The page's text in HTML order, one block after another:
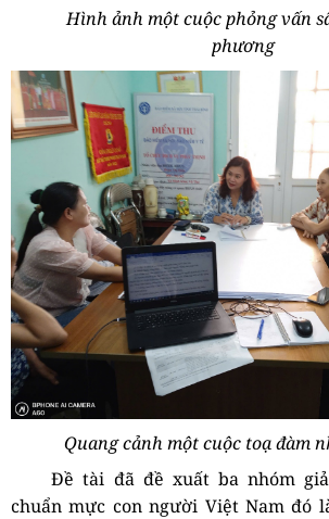
Hình ảnh một cuộc phỏng vấn
phương
Quang cảnh một cuộc toạ đàm
Đề tài đã đề xuất ba nhóm
chuẩn mực con người Việt Namđó